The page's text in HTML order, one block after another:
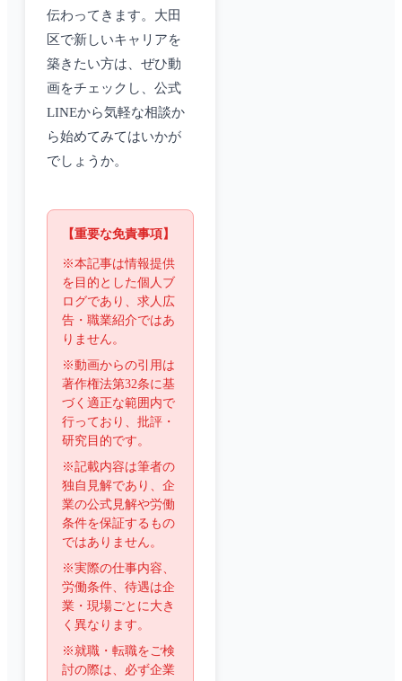
伝わってきます。大田
区で新しいキャリアを
築きたい方は、ぜひ動
画をチェックし、公式
LINEから気軽な相談か
ら始めてみてはいかが
でしょうか。
【重要な免責事項】
※本記事は情報提供
を目的とした個人ブ
ログであり、求人広
告・職業紹介ではあ
りません。
※動画からの引用は
著作権法第32条に基
づく適正な範囲内で
行っており、批評・
研究目的です。
※記載内容は筆者の
独自見解であり、企
業の公式見解や労働
条件を保証するもの
ではありません。
※実際の仕事内容、
労働条件、待遇は企
業・現場ごとに大き
く異なります。
※就職・転職をご検
討の際は、必ず企業